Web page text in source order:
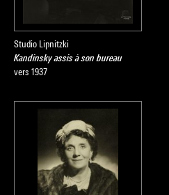
Studio Lipnitzki
Kandinsky assis à son bureau
vers 1937